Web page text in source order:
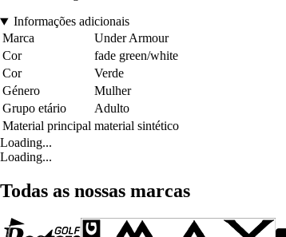
Informações adicionais
Marca
Under Armour
Cor
fade green/white
Cor
Verde
Género
Mulher
Grupo etário
Adulto
Material principal material sintético
Loading...
Loading...
Todas as nossas marcas